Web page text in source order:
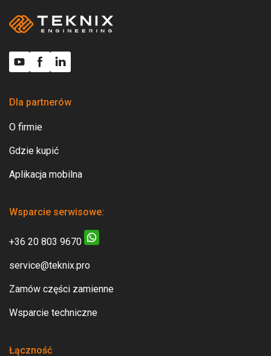
Dla partnerów
O firmie
Gdzie kupić
Aplikacja mobilna
Wsparcie serwisowe:
+36 20 803 9670
service@teknix.pro
Zamów części zamienne
Wsparcie techniczne
Łączność